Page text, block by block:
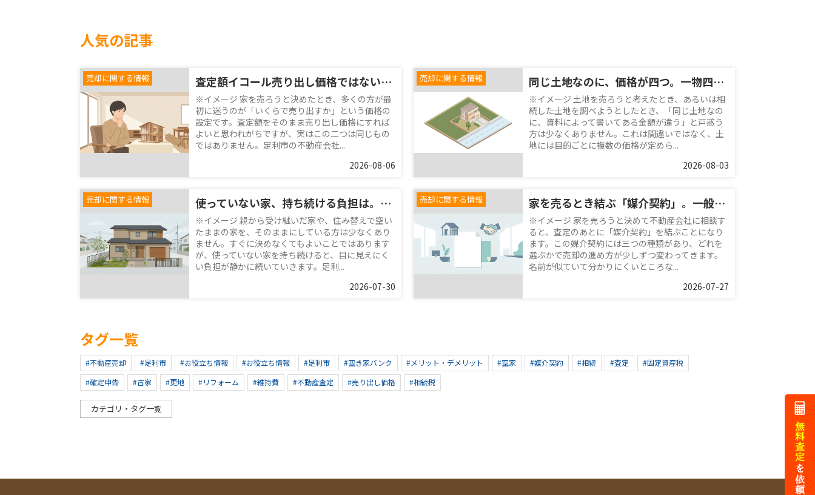
人気の記事
売却に関する情報 査定額イコール売り出し価格ではない。価格の決め方を整理する
※イメージ 家を売ろうと決めたとき、多くの方が最
初に迷うのが「いくらで売り出すか」という価格の
設定です。査定額をそのまま売り出し価格にすれば
よいと思われがちですが、実はこの二つは同じもの
ではありません。足利市の不動産会社...
2026-08-06
売却に関する情報 同じ土地なのに、価格が四つ。一物四価という考え方を整理する
※イメージ 土地を売ろうと考えたとき、あるいは相
続した土地を調べようとしたとき、「同じ土地なの
に、資料によって書いてある金額が違う」と戸惑う
方は少なくありません。これは間違いではなく、土
地には目的ごとに複数の価格が定めら...
2026-08-03
売却に関する情報 使っていない家、持ち続ける負担は。維持と売却を落ち着いて考える
※イメージ 親から受け継いだ家や、住み替えで空い
たままの家を、そのままにしている方は少なくあり
ません。すぐに決めなくてもよいことではあります
が、使っていない家を持ち続けると、目に見えにく
い負担が静かに続いていきます。足利...
2026-07-30
売却に関する情報 家を売るとき結ぶ「媒介契約」。一般・専任・専属専任の違いと選び方
※イメージ 家を売ろうと決めて不動産会社に相談す
ると、査定のあとに「媒介契約」を結ぶことになり
ます。この媒介契約には三つの種類があり、どれを
選ぶかで売却の進め方が少しずつ変わってきます。
名前が似ていて分かりにくいところな...
2026-07-27
タグ一覧
#不動産売却 #足利市 #お役立ち情報 #お役立ち情報 #足利市 #空き家バンク #メリット・デメリット #空家 #媒介契約 #相続 #査定
#固定資産税
#確定申告
#古家 #更地 #リフォーム #維持費 #不動産査定 #売り出し価格 #相続税
カテゴリ・タグ一覧